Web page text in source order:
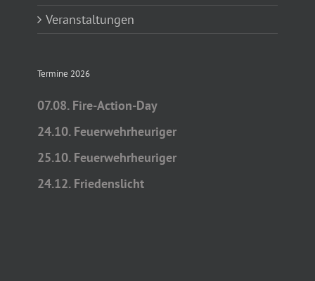
Veranstaltungen
Termine 2026
07.08. Fire-Action-Day
24.10. Feuerwehrheuriger
25.10. Feuerwehrheuriger
24.12. Friedenslicht